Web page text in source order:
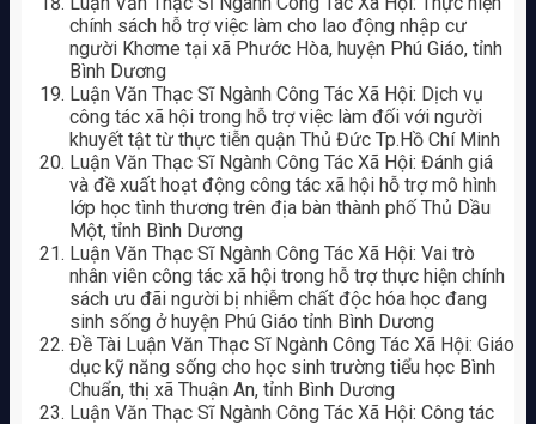
chính sách hỗ trợ việc làm cho lao động nhập cư
người Khơme tại xã Phước Hòa, huyện Phú Giáo, tỉnh
Bình Dương
Luận Văn Thạc Sĩ Ngành Công Tác Xã Hội: Dịch vụ
công tác xã hội trong hỗ trợ việc làm đối với người
khuyết tật từ thực tiễn quận Thủ Đức Tp.Hồ Chí Minh
Luận Văn Thạc Sĩ Ngành Công Tác Xã Hội: Đánh giá
và đề xuất hoạt động công tác xã hội hỗ trợ mô hình
lớp học tình thương trên địa bàn thành phố Thủ Dầu
Một, tỉnh Bình Dương
Luận Văn Thạc Sĩ Ngành Công Tác Xã Hội: Vai trò
nhân viên công tác xã hội trong hỗ trợ thực hiện chính
sách ưu đãi người bị nhiễm chất độc hóa học đang
sinh sống ở huyện Phú Giáo tỉnh Bình Dương
Đề Tài Luận Văn Thạc Sĩ Ngành Công Tác Xã Hội: Giáo
dục kỹ năng sống cho học sinh trường tiểu học Bình
Chuẩn, thị xã Thuận An, tỉnh Bình Dương
Luận Văn Thạc Sĩ Ngành Công Tác Xã Hội: Công tác